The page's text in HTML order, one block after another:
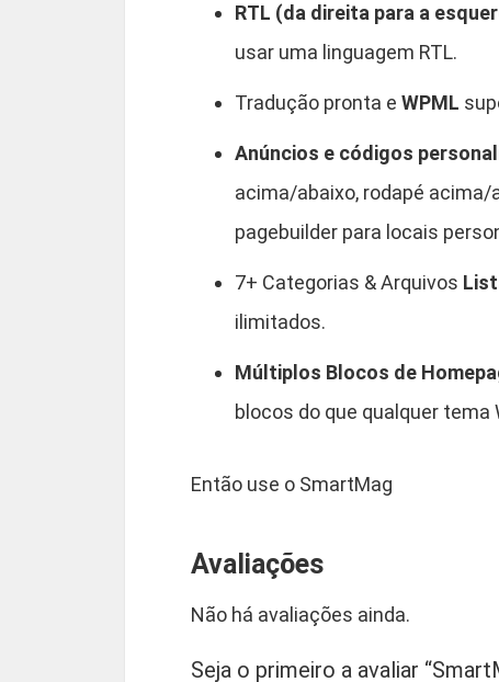
RTL (da direita para a
usar uma linguagem RTL.
Tradução pronta e WPML
Anúncios e códigos
acima/abaixo, rodapé acima/
pagebuilder para locais
7+ Categorias & Arquivos
ilimitados.
Múltiplos Blocos de
blocos do que qualquer tema
Então use o SmartMag
Avaliações
Não há avaliações ainda.
Seja o primeiro a avaliar